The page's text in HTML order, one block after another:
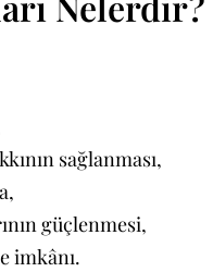
sağlanması,
güçlenmesi,
imkânı.